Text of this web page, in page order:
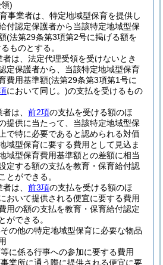
)
事業者は、特定地域型保育を提供し
付認定保護者から当該特定地域型保
(法第29条第3項第2号に掲げる額を
ものとする。
は、法定代理受領を受けないとき
定保護者から、当該特定地域型保育
費用基準額(法第29条第3項第1号に
において同じ。)の支払を受けるもの
は、 前2項の支払を受ける額のほ
提供に当たって、当該特定地域型保
で特に必要であると認められる対価
域型保育に要する費用として見込ま
域型保育費用基準額との差額に相当
定する額の支払を教育・保育給付認
とができる。
は、 前3項の支払を受ける額のほ
おいて提供される便宜に要する費用
用の額の支払を教育・保育給付認定
ができる。
の他の特定地域型保育に必要な物品
に係る行事への参加に要する費用
業所に通う際に提供される便宜に要